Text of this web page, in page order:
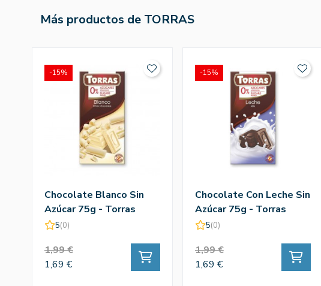
Más productos de TORRAS
Chocolate Blanco Sin
Azúcar 75g - Torras
5(0)
1,99 €
1,69 €
-15%
Chocolate Con Leche Sin
Azúcar 75g - Torras
5(0)
1,99 €
1,69 €
-15%